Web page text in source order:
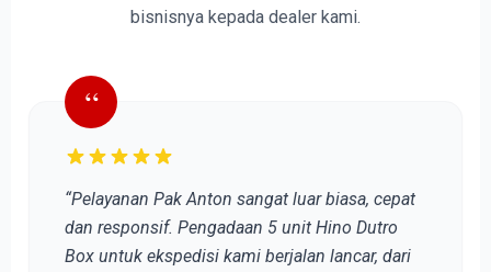
bisnisnya kepada dealer kami.
“
“Pelayanan Pak Anton sangat luar biasa, cepat
dan responsif. Pengadaan 5 unit Hino Dutro
Box untuk ekspedisi kami berjalan lancar, dari